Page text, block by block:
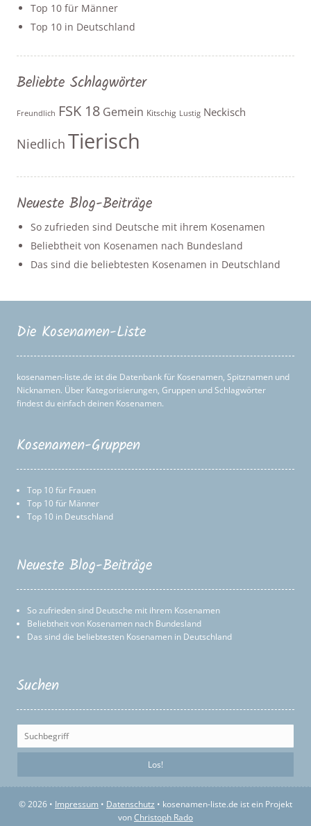
Top 10 für Männer
Top 10 in Deutschland
Beliebte Schlagwörter
Freundlich FSK 18 Gemein Kitschig Lustig Neckisch
Niedlich Tierisch
Neueste Blog-Beiträge
So zufrieden sind Deutsche mit ihrem Kosenamen
Beliebtheit von Kosenamen nach Bundesland
Das sind die beliebtesten Kosenamen in Deutschland
Die Kosenamen-Liste
kosenamen-liste.de ist die Datenbank für Kosenamen, Spitznamen und
Nicknamen. Über Kategorisierungen, Gruppen und Schlagwörter
findest du einfach deinen Kosenamen.
Kosenamen-Gruppen
Top 10 für Frauen
Top 10 für Männer
Top 10 in Deutschland
Neueste Blog-Beiträge
So zufrieden sind Deutsche mit ihrem Kosenamen
Beliebtheit von Kosenamen nach Bundesland
Das sind die beliebtesten Kosenamen in Deutschland
Suchen
© 2026 • Impressum • Datenschutz • kosenamen-liste.de ist ein Projekt
vonChristoph Rado